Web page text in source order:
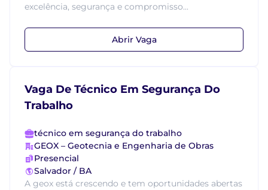
excelência, segurança e compromisso...
Abrir Vaga
Vaga De Técnico Em Segurança Do
Trabalho
técnico em segurança do trabalho
GEOX – Geotecnia e Engenharia de Obras
Presencial
Salvador / BA
A geox está crescendo e tem oportunidades abertas